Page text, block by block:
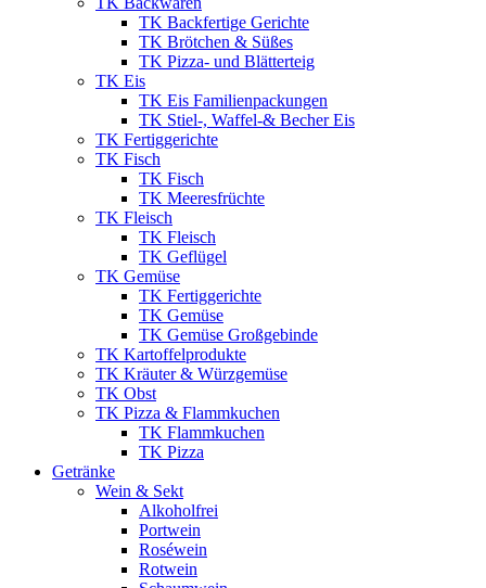
TK Backfertige Gerichte
TK Brötchen & Süßes
TK Pizza- und Blätterteig
TK Eis
TK Eis Familienpackungen
TK Stiel-, Waffel-& Becher Eis
TK Fertiggerichte
TK Fisch
TK Fisch
TK Meeresfrüchte
TK Fleisch
TK Fleisch
TK Geflügel
TK Gemüse
TK Fertiggerichte
TK Gemüse
TK Gemüse Großgebinde
TK Kartoffelprodukte
TK Kräuter & Würzgemüse
TK Obst
TK Pizza & Flammkuchen
TK Flammkuchen
TK Pizza
Getränke
Wein & Sekt
Alkoholfrei
Portwein
Roséwein
Rotwein